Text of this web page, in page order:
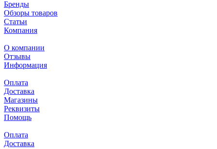
Бренды
Обзоры товаров
Статьи
Компания
О компании
Отзывы
Информация
Оплата
Доставка
Магазины
Реквизиты
Помощь
Оплата
Доставка